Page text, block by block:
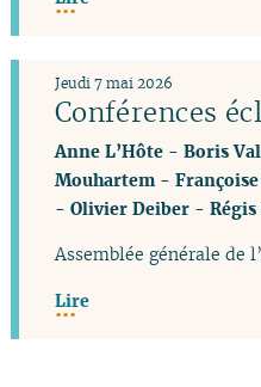
Conférences
Jeudi 7 mai 2026
Anne L’Hôte- Boris
Mouhartem-
- Olivier Deiber-
Assemblée générale de
Lire